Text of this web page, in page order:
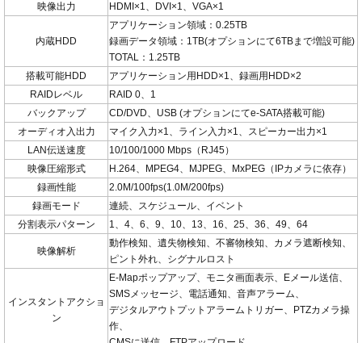
映像出力 HDMI×1、DVI×1、VGA×1
内蔵HDD
アプリケーション領域：0.25TB
録画データ領域：1TB(オプションにて6TBまで増設可能)
TOTAL：1.25TB
搭載可能HDD
アプリケーション用HDD×1、録画用HDD×2
RAIDレベル
RAID 0、1
バックアップ
CD/DVD、USB (オプションにてe-SATA搭載可能)
オーディオ入出力
マイク入力×1、ライン入力×1、スピーカー出力×1
LAN伝送速度
10/100/1000 Mbps（RJ45）
映像圧縮形式
H.264、MPEG4、MJPEG、MxPEG（IPカメラに依存）
録画性能
2.0M/100fps(1.0M/200fps)
録画モード
連続、スケジュール、イベント
分割表示パターン
1、4、6、9、10、13、16、25、36、49、64
映像解析
動作検知、遺失物検知、不審物検知、カメラ遮断検知、
ピント外れ、シグナルロスト
インスタントアクショ
ン
E-Mapポップアップ、モニタ画面表示、Eメール送信、
SMSメッセージ、電話通知、音声アラーム、
デジタルアウトプットアラームトリガー、PTZカメラ操
作、